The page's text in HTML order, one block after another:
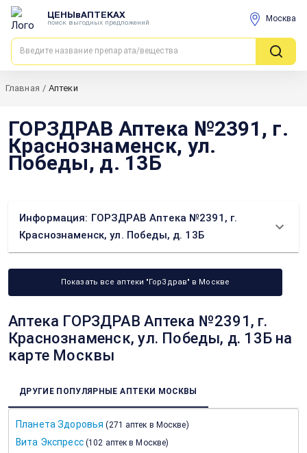
ЦЕНЫвАПТЕКАХ
поиск выгодных предложений Москва
Главная / Аптеки
ГОРЗДРАВ Аптека №2391, г.
Краснознаменск, ул.
Победы, д. 13Б
Информация: ГОРЗДРАВ Аптека №2391, г.
Краснознаменск, ул. Победы, д. 13Б
Показать все аптеки "ГорЗдрав" в Москве
Аптека ГОРЗДРАВ Аптека №2391, г.
Краснознаменск, ул. Победы, д. 13Б на
карте Москвы
ДРУГИЕ ПОПУЛЯРНЫЕ АПТЕКИ МОСКВЫ
Планета Здоровья (271 аптек в Москве)
Вита Экспресс (102 аптек в Москве)